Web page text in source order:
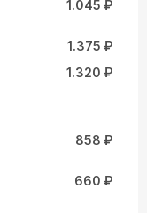
1.045 ₽
1.375 ₽
1.320 ₽
858 ₽
660 ₽